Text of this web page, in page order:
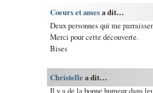
Coeurs et amesa dit…
Deux personnes qui me
Merci pour cette découverte.
Bises
Christellea dit…
Il y a de la bonne humeur dans